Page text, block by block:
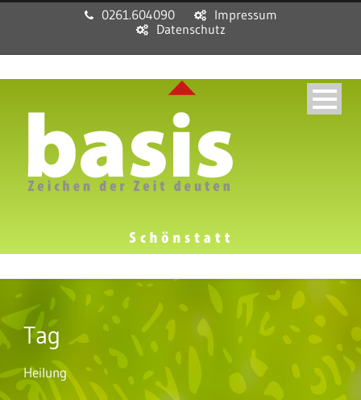
0261.604090
Impressum
Datenschutz
Tag
Heilung